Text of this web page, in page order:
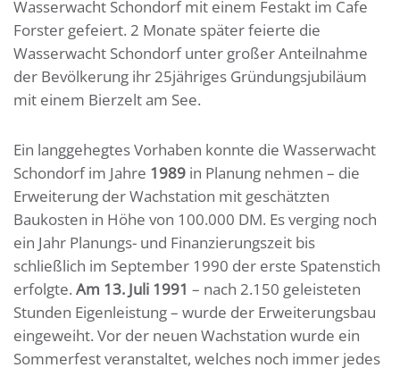
Wasserwacht Schondorf mit einem Festakt im Cafe
Forster gefeiert. 2 Monate später feierte die
Wasserwacht Schondorf unter großer Anteilnahme
der Bevölkerung ihr 25jähriges Gründungsjubiläum
mit einem Bierzelt am See.
Ein langgehegtes Vorhaben konnte die Wasserwacht
Schondorf im Jahre 1989 in Planung nehmen – die
Erweiterung der Wachstation mit geschätzten
Baukosten in Höhe von 100.000 DM. Es verging noch
ein Jahr Planungs- und Finanzierungszeit bis
schließlich im September 1990 der erste Spatenstich
erfolgte. Am 13. Juli 1991 – nach 2.150 geleisteten
Stunden Eigenleistung – wurde der Erweiterungsbau
eingeweiht. Vor der neuen Wachstation wurde ein
Sommerfest veranstaltet, welches noch immer jedes